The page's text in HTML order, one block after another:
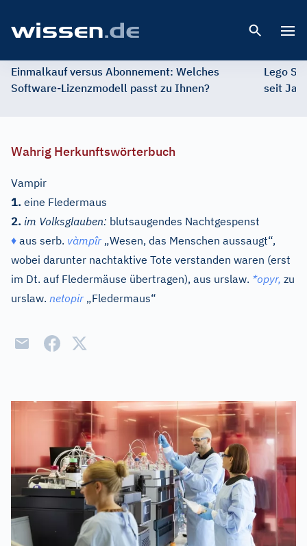
Einmalkauf versus Abonnement: Welches
Software-Lizenzmodell passt zu Ihnen?
Lego
seit
Wahrig Herkunftswörterbuch
Vampir
1. eine Fledermaus
2. im Volksglauben: blutsaugendes Nachtgespenst
♦ aus serb. vàmpîr „Wesen, das Menschen aussaugt“,
wobei darunter nachtaktive Tote verstanden waren (erst
im Dt. auf Fledermäuse übertragen), aus urslaw. *opyr, zu
urslaw. netopir „Fledermaus“